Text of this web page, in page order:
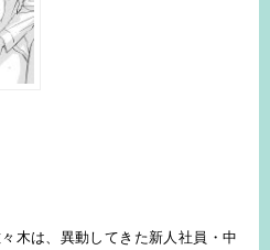
木は、異動してきた新人社員・中